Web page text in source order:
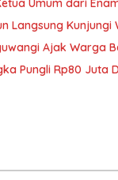
Umum dari
Langsung Kunjungi
Ajak Warga
Pungli Rp80 Juta